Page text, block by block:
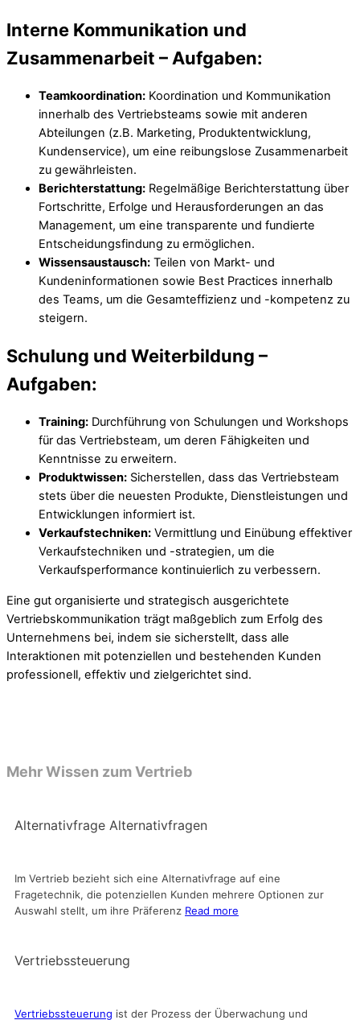
Interne Kommunikation und
Zusammenarbeit – Aufgaben:
Teamkoordination: Koordination und Kommunikation
innerhalb des Vertriebsteams sowie mit anderen
Abteilungen (z.B. Marketing, Produktentwicklung,
Kundenservice), um eine reibungslose Zusammenarbeit
zu gewährleisten.
Berichterstattung: Regelmäßige Berichterstattung über
Fortschritte, Erfolge und Herausforderungen an das
Management, um eine transparente und fundierte
Entscheidungsfindung zu ermöglichen.
Wissensaustausch: Teilen von Markt- und
Kundeninformationen sowie Best Practices innerhalb
des Teams, um die Gesamteffizienz und -kompetenz zu
steigern.
Schulung und Weiterbildung –
Aufgaben:
Training: Durchführung von Schulungen und Workshops
für das Vertriebsteam, um deren Fähigkeiten und
Kenntnisse zu erweitern.
Produktwissen: Sicherstellen, dass das Vertriebsteam
stets über die neuesten Produkte, Dienstleistungen und
Entwicklungen informiert ist.
Verkaufstechniken: Vermittlung und Einübung effektiver
Verkaufstechniken und -strategien, um die
Verkaufsperformance kontinuierlich zu verbessern.
Eine gut organisierte und strategisch ausgerichtete
Vertriebskommunikation trägt maßgeblich zum Erfolg des
Unternehmens bei, indem sie sicherstellt, dass alle
Interaktionen mit potenziellen und bestehenden Kunden
professionell, effektiv und zielgerichtet sind.
Mehr Wissen zum Vertrieb
Alternativfrage Alternativfragen
Im Vertrieb bezieht sich eine Alternativfrage auf eine
Fragetechnik, die potenziellen Kunden mehrere Optionen zur
Auswahl stellt, um ihre Präferenz Read more
Vertriebssteuerung
Vertriebssteuerung ist der Prozess der Überwachung und